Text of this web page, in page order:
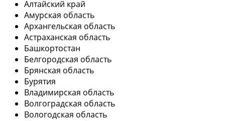
Алтайский край
Амурская область
Архангельская область
Астраханская область
Башкортостан
Белгородская область
Брянская область
Бурятия
Владимирская область
Волгоградская область
Вологодская область